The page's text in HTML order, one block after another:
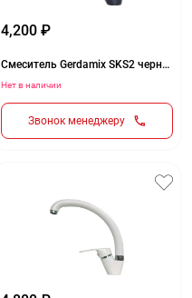
4,200 ₽
Смеситель Gerdamix SKS2 черный (GE-01)
Нет в наличии
Звонок менеджеру